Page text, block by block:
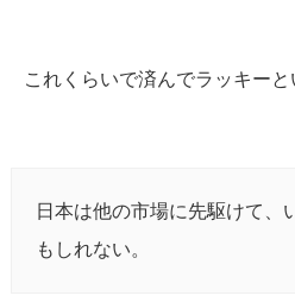
これくらいで済んでラッキーと
日本は他の市場に先駆けて、
もしれない。